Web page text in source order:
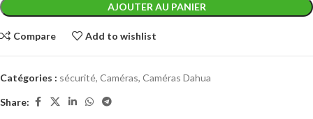
AJOUTER AU PANIER
Compare Add to wishlist
Catégories : sécurité, Caméras, Caméras Dahua
Share: